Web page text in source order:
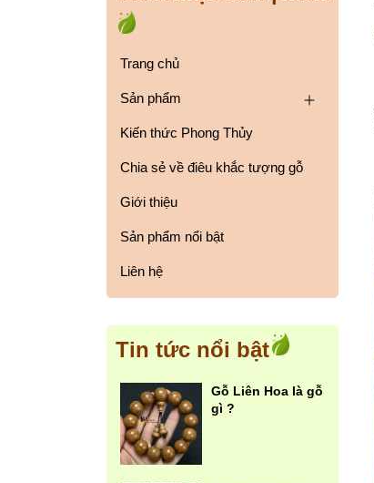
Trang chủ
Sản phẩm
Kiến thức Phong Thủy
Chia sẻ về điêu khắc tượng gỗ
Giới thiệu
Sản phẩm nổi bật
Liên hệ
Tin tức nổi bật
Gỗ Liên Hoa là gỗ
gì ?